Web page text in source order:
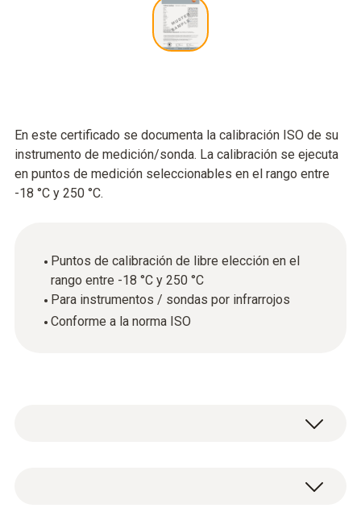
En este certificado se documenta la calibración ISO de su
instrumento de medición/sonda. La calibración se ejecuta
en puntos de medición seleccionables en el rango entre
-18 °C y 250 °C.
Puntos de calibración de libre elección en el
rango entre -18 °C y 250 °C
Para instrumentos / sondas por infrarrojos
Conforme a la norma ISO